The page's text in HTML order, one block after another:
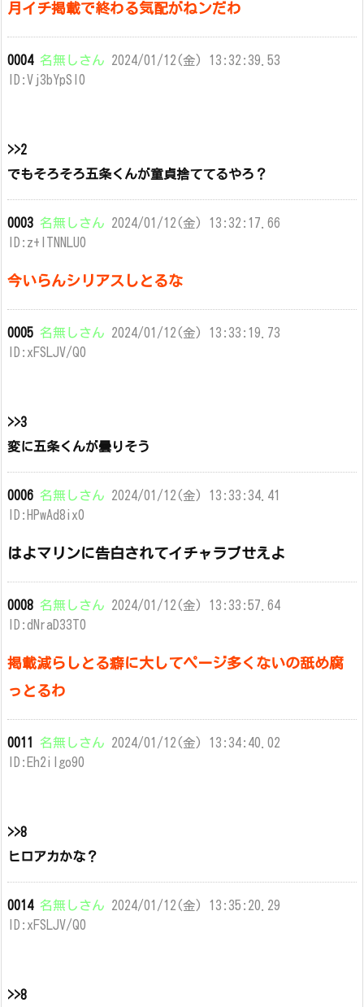
月イチ掲載で終わる気配がねンだわ
0004 名無しさん 2024/01/12(金) 13:32:39.53
ID:Vj3bYpSI0
>>2
でもそろそろ五条くんが童貞捨ててるやろ？
0003 名無しさん 2024/01/12(金) 13:32:17.66
ID:z+lTNNLU0
今いらんシリアスしとるな
0005 名無しさん 2024/01/12(金) 13:33:19.73
ID:xFSLJV/Q0
>>3
変に五条くんが曇りそう
0006 名無しさん 2024/01/12(金) 13:33:34.41
ID:HPwAd8ix0
はよマリンに告白されてイチャラブせえよ
0008 名無しさん 2024/01/12(金) 13:33:57.64
ID:dNraD33T0
掲載減らしとる癖に大してページ多くないの舐め腐
っとるわ
0011 名無しさん 2024/01/12(金) 13:34:40.02
ID:Eh2ilgo90
>>8
ヒロアカかな？
0014 名無しさん 2024/01/12(金) 13:35:20.29
ID:xFSLJV/Q0
>>8